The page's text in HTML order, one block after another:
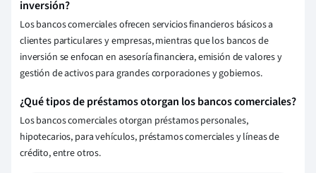
inversión?
Los bancos comerciales ofrecen servicios financieros básicos a
clientes particulares y empresas, mientras que los bancos de
inversión se enfocan en asesoría financiera, emisión de valores y
gestión de activos para grandes corporaciones y gobiernos.
¿Qué tipos de préstamos otorgan los bancos comerciales?
Los bancos comerciales otorgan préstamos personales,
hipotecarios, para vehículos, préstamos comerciales y líneas de
crédito, entre otros.